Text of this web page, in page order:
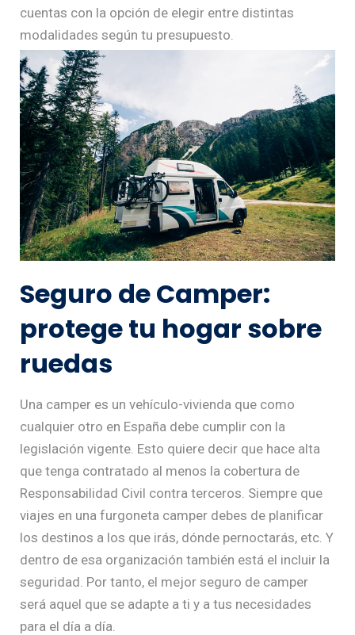
cuentas con la opción de elegir entre distintas
modalidades según tu presupuesto.
Seguro de Camper:
protege tu hogar sobre
ruedas
Una camper es un vehículo-vivienda que como
cualquier otro en España debe cumplir con la
legislación vigente. Esto quiere decir que hace alta
que tenga contratado al menos la cobertura de
Responsabilidad Civil contra terceros. Siempre que
viajes en una furgoneta camper debes de planificar
los destinos a los que irás, dónde pernoctarás, etc. Y
dentro de esa organización también está el incluir la
seguridad. Por tanto, el mejor seguro de camper
será aquel que se adapte a ti y a tus necesidades
para el día a día.